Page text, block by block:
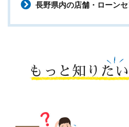
長野県内の店舗・ローン
もっと知りた